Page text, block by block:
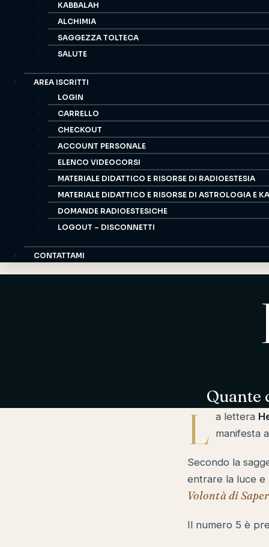
KABBALAH
ALCHIMIA
SAGGEZZA TOLTECA
SALUTE
AREA ISCRITTI
LOGIN
CARRELLO
CHECKOUT
ACCOUNT PERSONALE
ELENCO VIDEOCORSI
MATERIALE DIDATTICO E RISORSE DI RADIOESTESIA
MATERIALE DIDATTICO E RISORSE DI ASTROLOGIA E
DOMANDE RADIOESTESICHE
LOGOUT – DISCONNETTI
CONTATTAMI
Quante
L a lettera
manifesta
entrare la luce e
Volontà di
Il numero 5 è